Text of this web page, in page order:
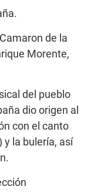
de la
Morente,
del pueblo
dio origen al
con el canto
la bulería, así